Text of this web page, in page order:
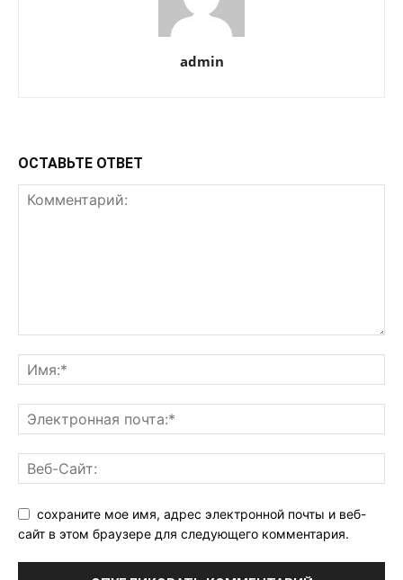
admin
ОСТАВЬТЕ ОТВЕТ
сохраните мое имя, адрес электронной почты и веб-
сайт в этом браузере для следующего комментария.